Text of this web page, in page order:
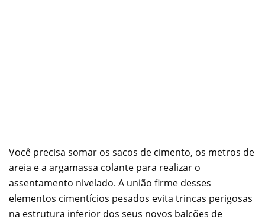
Você precisa somar os sacos de cimento, os metros de
areia e a argamassa colante para realizar o
assentamento nivelado. A união firme desses
elementos cimentícios pesados evita trincas perigosas
na estrutura inferior dos seus novos balcões de